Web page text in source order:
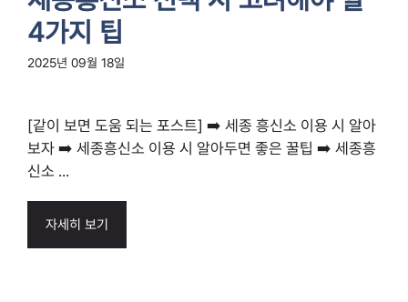
4가지 팁
2025년 09월 18일
[같이 보면 도움 되는 포스트] ➡️ 세종 흥신소 이용 시 알아
보자 ➡️ 세종흥신소 이용 시 알아두면 좋은 꿀팁 ➡️ 세종흥
신소 ...
자세히 보기